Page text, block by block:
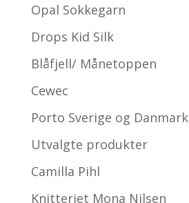
Opal Sokkegarn
Drops Kid Silk
Blåfjell/ Månetoppen
Cewec
Porto Sverige og Danmark
Utvalgte produkter
Camilla Pihl
Knitteriet Mona Nilsen